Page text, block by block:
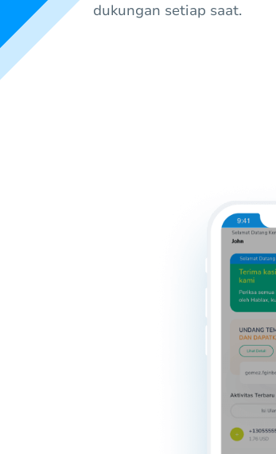
dukungan setiap saat.